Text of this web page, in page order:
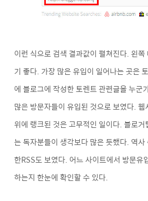
이런 식으로 검색 결과값이 펼쳐진다. 왼쪽
기 좋다. 가장 많은 유입이 일어나는 곳은
에 블로그에 작성한 토렌트 관련글을 누군
많은 방문자들이 유입된 것으로 보였다.
위에 랭크된 것은 고무적인 일이다. 블로
는 독자분들이 생각보다 많은 듯했다. 역
한RSS도 보였다. 어느 사이트에서 방문유
하는지 한눈에 확인할 수 있다.